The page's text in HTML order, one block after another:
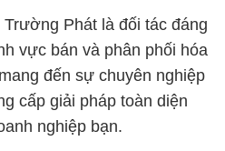
Phát là đối tác đáng
vực bán và phân phối hóa
đến sự chuyên nghiệp
cấp giải pháp toàn diện
nghiệp bạn.